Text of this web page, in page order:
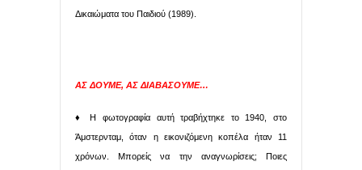
Δικαιώματα του Παιδιού (1989).
ΑΣ ΔΟΥΜΕ, ΑΣ ΔΙΑΒΑΣΟΥΜΕ…
♦ Η φωτογραφία αυτή τραβήχτηκε το 1940, στο
Άμστερνταμ, όταν η εικονιζόμενη κοπέλα ήταν 11
χρόνων. Μπορείς να την αναγνωρίσεις; Ποιες